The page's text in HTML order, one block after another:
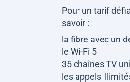
Pour un tarif
savoir :
la fibre avec un
le Wi-Fi 5
35 chaînes TV
les appels